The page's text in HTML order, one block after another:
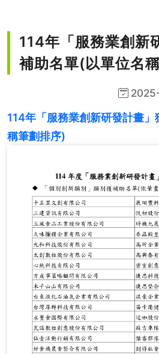
114年「服務業創新
補助名單(以單位名
114年「服務業創新研發計畫
稱筆劃排序)